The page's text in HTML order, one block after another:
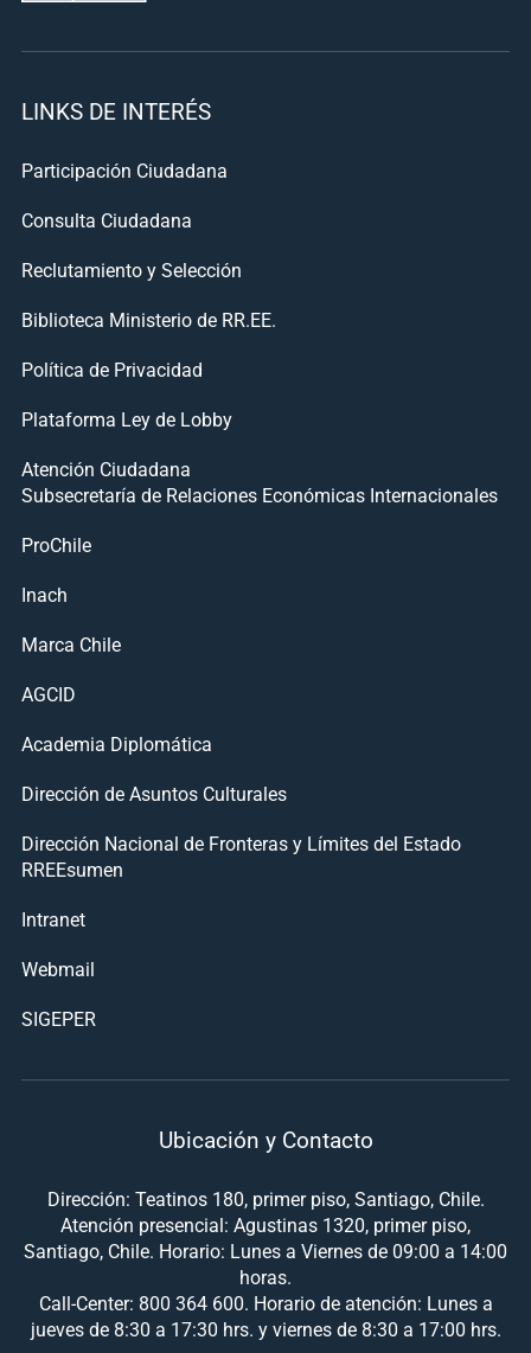
LINKS DE INTERÉS
Participación Ciudadana
Consulta Ciudadana
Reclutamiento y Selección
Biblioteca Ministerio de RR.EE.
Política de Privacidad
Plataforma Ley de Lobby
Atención Ciudadana
Subsecretaría de Relaciones Económicas Internacionales
ProChile
Inach
Marca Chile
AGCID
Academia Diplomática
Dirección de Asuntos Culturales
Dirección Nacional de Fronteras y Límites del Estado
RREEsumen
Intranet
Webmail
SIGEPER
Ubicación y Contacto
Dirección: Teatinos 180, primer piso, Santiago, Chile.
Atención presencial: Agustinas 1320, primer piso,
Santiago, Chile. Horario: Lunes a Viernes de 09:00 a 14:00
horas.
Call-Center: 800 364 600. Horario de atención: Lunes a
jueves de 8:30 a 17:30 hrs. y viernes de 8:30 a 17:00 hrs.